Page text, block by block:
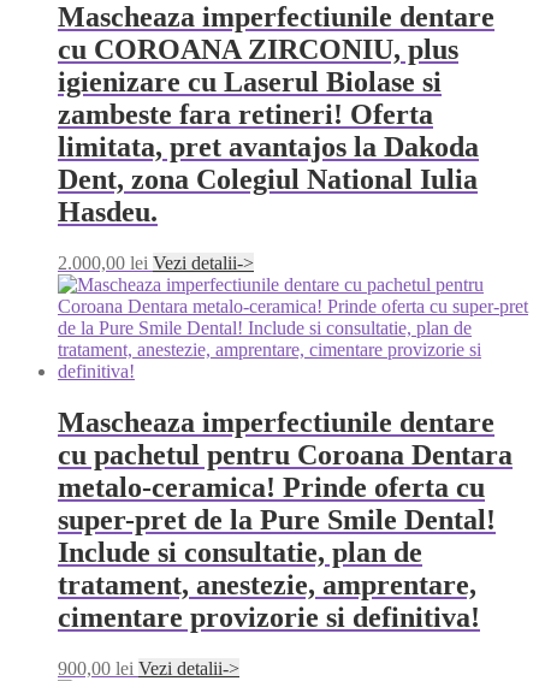
Mascheaza imperfectiunile dentare
cu COROANA ZIRCONIU, plus
igienizare cu Laserul Biolase si
zambeste fara retineri! Oferta
limitata, pret avantajos la Dakoda
Dent, zona Colegiul National Iulia
Hasdeu.
2.000,00 lei Vezi detalii->
Mascheaza imperfectiunile dentare
cu pachetul pentru Coroana Dentara
metalo-ceramica! Prinde oferta cu
super-pret de la Pure Smile Dental!
Include si consultatie, plan de
tratament, anestezie, amprentare,
cimentare provizorie si definitiva!
900,00 lei Vezi detalii->